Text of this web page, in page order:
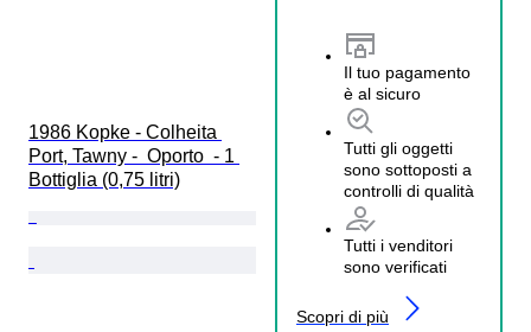
Il tuo pagamento
è al sicuro
Tutti gli oggetti
sono sottoposti a
controlli di qualità
Tutti i venditori
sono verificati
Scopri di più
1986 Kopke - Colheita
Port, Tawny -  Oporto  - 1
Bottiglia (0,75 litri)